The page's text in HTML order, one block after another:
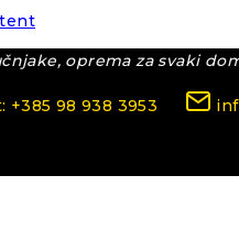
oprema za svaki
+385 98 938 3953